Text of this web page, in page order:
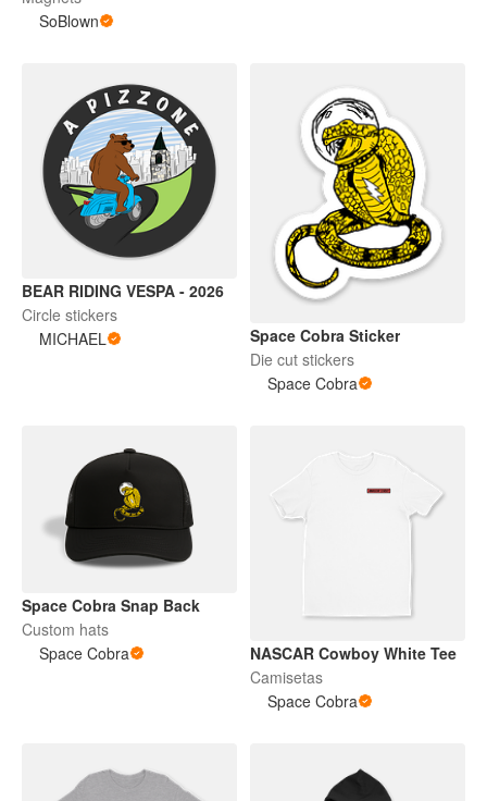
SoBlown
BEAR RIDING VESPA - 2026
Circle stickers
MICHAEL
Space Cobra Sticker
Die cut stickers
Space Cobra
Space Cobra Snap Back
Custom hats
Space Cobra
NASCAR Cowboy White Tee
Camisetas
Space Cobra